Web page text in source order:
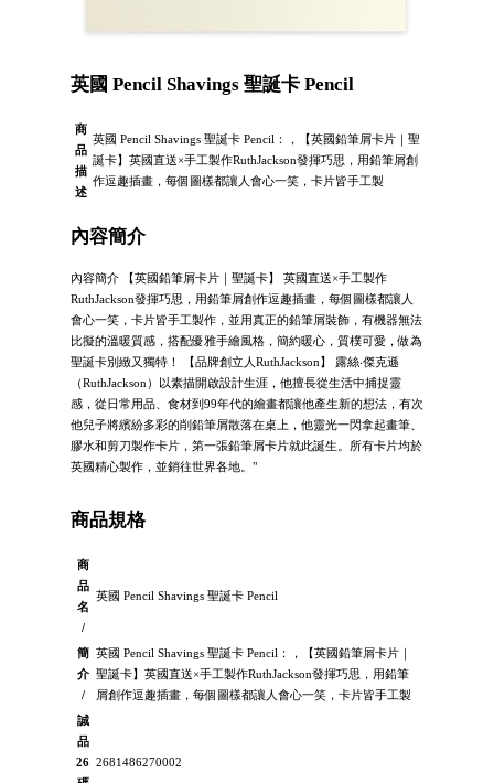
英國 Pencil Shavings 聖誕卡 Pencil
商
品
描
述
英國 Pencil Shavings 聖誕卡 Pencil：，【英國鉛筆屑卡片｜聖
誕卡】英國直送×手工製作RuthJackson發揮巧思，用鉛筆屑創
作逗趣插畫，每個圖樣都讓人會心一笑，卡片皆手工製
內容簡介
內容簡介 【英國鉛筆屑卡片｜聖誕卡】 英國直送×手工製作
RuthJackson發揮巧思，用鉛筆屑創作逗趣插畫，每個圖樣都讓人
會心一笑，卡片皆手工製作，並用真正的鉛筆屑裝飾，有機器無法
比擬的溫暖質感，搭配優雅手繪風格，簡約暖心，質樸可愛，做為
聖誕卡別緻又獨特！ 【品牌創立人RuthJackson】 露絲‧傑克遜
（RuthJackson）以素描開啟設計生涯，他擅長從生活中捕捉靈
感，從日常用品、食材到99年代的繪畫都讓他產生新的想法，有次
他兒子將繽紛多彩的削鉛筆屑散落在桌上，他靈光一閃拿起畫筆、
膠水和剪刀製作卡片，第一張鉛筆屑卡片就此誕生。所有卡片均於
英國精心製作，並銷往世界各地。"
商品規格
商
品
名
/
英國 Pencil Shavings 聖誕卡 Pencil
簡
介
/
英國 Pencil Shavings 聖誕卡 Pencil：，【英國鉛筆屑卡片｜
聖誕卡】英國直送×手工製作RuthJackson發揮巧思，用鉛筆
屑創作逗趣插畫，每個圖樣都讓人會心一笑，卡片皆手工製
誠
品
26 2681486270002